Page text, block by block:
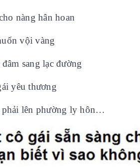
nàng hân hoan
vội vàng
sang lạc đường
yêu thương
phải lên phường ly hôn…